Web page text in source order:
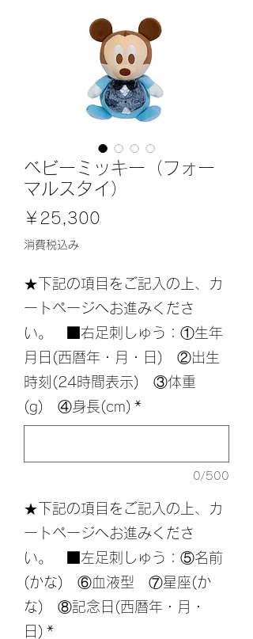
ベビーミッキー（フォー
マルスタイ）
￥25,300
消費税込み
★下記の項目をご記入の上、カ
ートページへお進みくださ
い。 ■右足刺しゅう：①生年
月日(西暦年・月・日) ②出生
時刻(24時間表示) ③体重
(g) ④身長(cm) *
0/500
★下記の項目をご記入の上、カ
ートページへお進みくださ
い。 ■左足刺しゅう：⑤名前
(かな) ⑥血液型 ⑦星座(か
な) ⑧記念日(西暦年・月・
日) *